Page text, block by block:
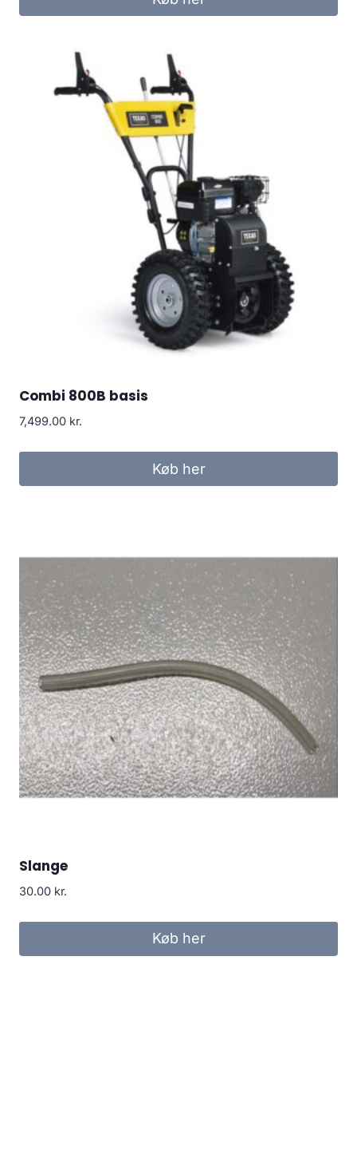
Combi 800B basis
7,499.00 kr.
Køb her
Slange
30.00 kr.
Køb her